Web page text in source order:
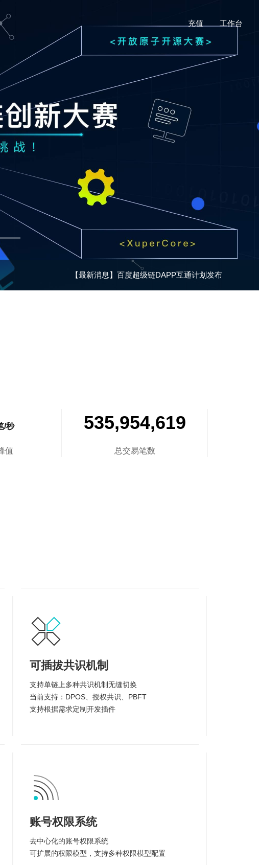
充值 工作台
【最新消息】 百度超级链DAPP互通计划发布
/秒
值
535,954,619
总交易笔数
可插拔共识机制
支持单链上多种共识机制无缝切换
当前支持：DPOS、授权共识、PBFT
支持根据需求定制开发插件
账号权限系统
去中心化的账号权限系统
可扩展的权限模型，支持多种权限模型配置